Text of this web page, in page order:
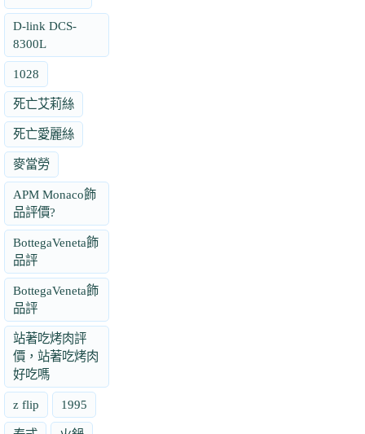
D-link DCS-
8300L
1028
死亡艾莉絲
死亡愛麗絲
麥當勞
APM Monaco飾
品評價?
BottegaVeneta飾
品評
BottegaVeneta飾
品評
站著吃烤肉評
價，站著吃烤肉
好吃嗎
z flip 1995